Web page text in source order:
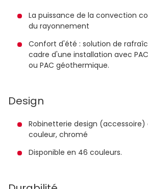
La puissance de la convection
du rayonnement
Confort d'été : solution de
cadre d'une installation avec
ou PAC géothermique.
Design
Robinetterie design (accessoire)
couleur, chromé
Disponible en 46 couleurs.